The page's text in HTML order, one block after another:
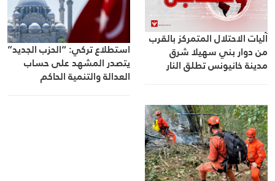
آليات الاحتلال المتمركز بالقرب
من دوار بني سهيلا شرق
مدينة خانيونس تطلق النار
استطلاع تركي: “الحزب الجديد”
يتصدر المشهد على حساب
العدالة والتنمية الحاكم